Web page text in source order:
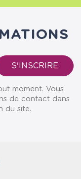
moment. Vous
de contact dans
du site.